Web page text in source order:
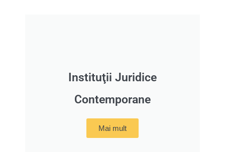
Instituţii Juridice
Contemporane
Mai mult